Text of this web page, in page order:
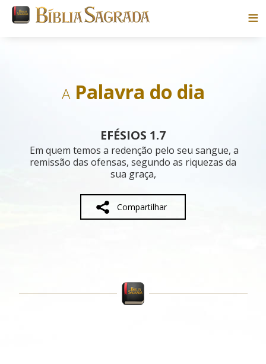
Blog
Parceiros
Sobre
APalavra do dia
EFÉSIOS 1.7
Em quem temos a redenção pelo seu sangue, a
remissão das ofensas, segundo as riquezas da
sua graça,
Compartilhar